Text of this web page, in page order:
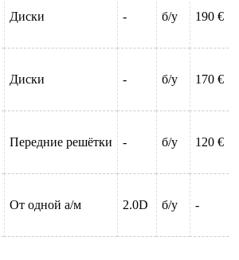
Диски - б/у 190 €
Диски - б/у 170 €
Передние решётки - б/у 120 €
От одной а/м 2.0D б/у -